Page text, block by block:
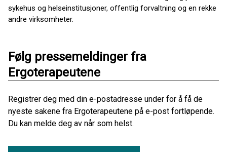
sykehus og helseinstitusjoner, offentlig forvaltning og en rekke
andre virksomheter.
Følg pressemeldinger fra
Ergoterapeutene
Registrer deg med din e-postadresse under for å få de
nyeste sakene fra Ergoterapeutene på e-post fortløpende.
Du kan melde deg av når som helst.